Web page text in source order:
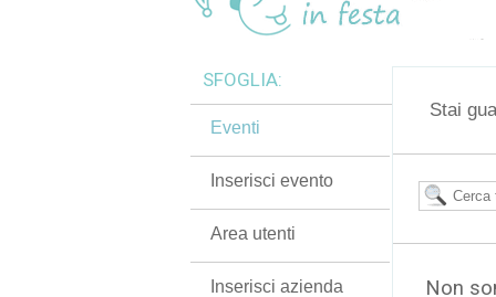
Stai
Non
SFOGLIA:
Eventi
Inserisci evento
Area utenti
Inserisci azienda